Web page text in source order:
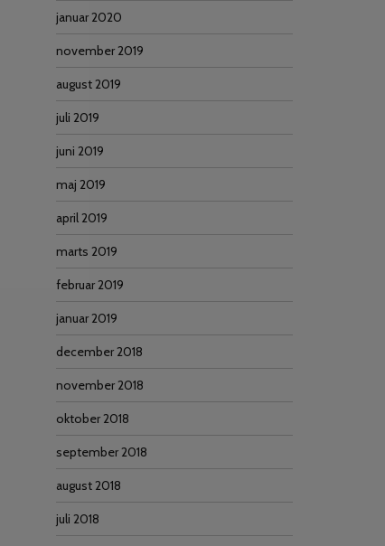
januar 2020
november 2019
august 2019
juli 2019
juni 2019
maj 2019
april 2019
marts 2019
februar 2019
januar 2019
december 2018
november 2018
oktober 2018
september 2018
august 2018
juli 2018